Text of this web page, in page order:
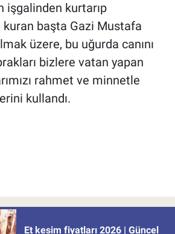
işgalinden kurtarıp
başta Gazi Mustafa
üzere, bu uğurda canını
bizlere vatan yapan
rahmet ve minnetle
kullandı.
Et kesim fiyatları 2026 | Güncel